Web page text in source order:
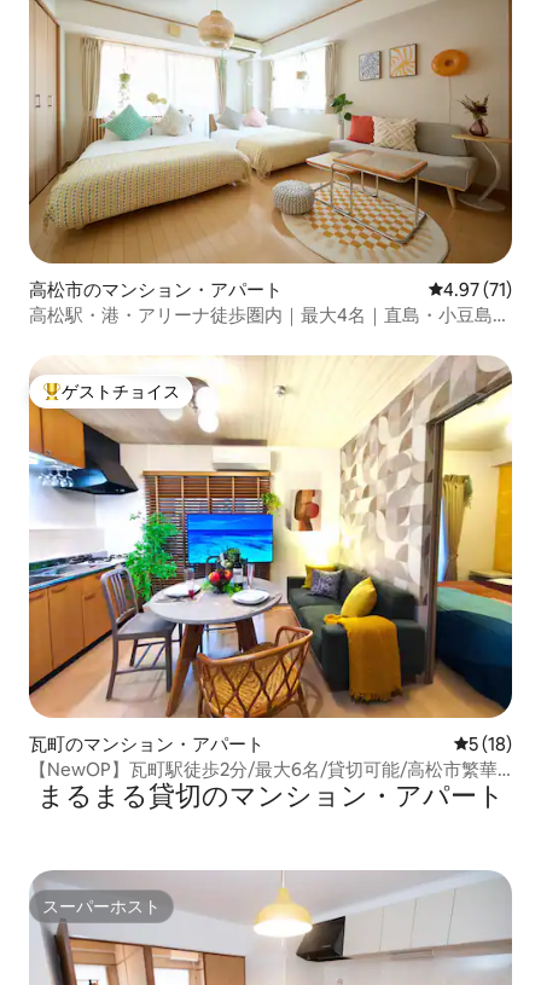
高松市のマンション・アパート レビュー71
4.97 (71)
高松駅・港・アリーナ徒歩圏内｜最大4名｜直島・小豆島｜
大好評のゲストチョイスです。
ゲストチョイス
瓦町のマンション・アパート レビュー
5 (18)
【NewOP】瓦町駅徒歩2分/最大6名/貸切可能/高松市繁華
街中心部/最高の立地/2寝室/フルリノベ済
まるまる貸切のマンション・アパート
スーパーホスト
スーパーホスト